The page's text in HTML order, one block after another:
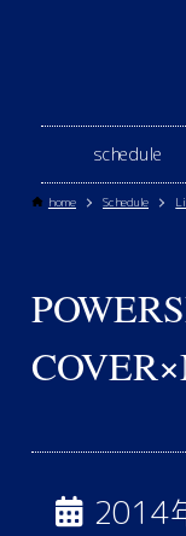
schedule
home Schedule
2014